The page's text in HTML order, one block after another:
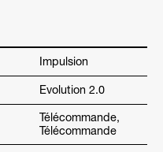
Impulsion
Evolution 2.0
Télécommande,
Télécommande